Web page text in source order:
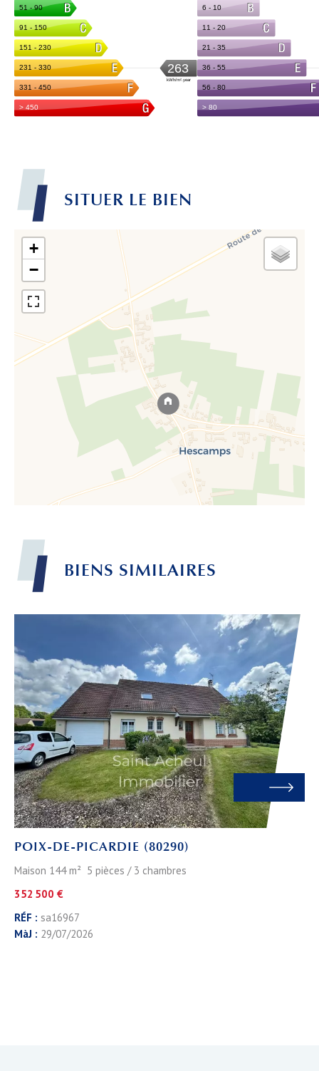
SITUER LE BIEN
+
−
BIENS SIMILAIRES
POIX-DE-PICARDIE (80290)
Maison 144 m² 5 pièces / 3 chambres
352 500 €
RÉF : sa16967
MàJ : 29/07/2026